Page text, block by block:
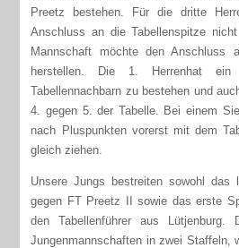
Preetz bestehen. Für die dritte
Anschluss an die Tabellenspitze
Mannschaft möchte den Anschluss
herstellen. Die 1. Herrenhat ein
Tabellennachbarn zu bestehen und
4. gegen 5. der Tabelle. Bei einem
nach Pluspunkten vorerst mit dem
gleich ziehen.
Unsere Jungs bestreiten sowohl das
gegen FT Preetz II sowie das erste
den Tabellenführer aus Lütjenburg.
Jungenmannschaften in zwei Staffeln,